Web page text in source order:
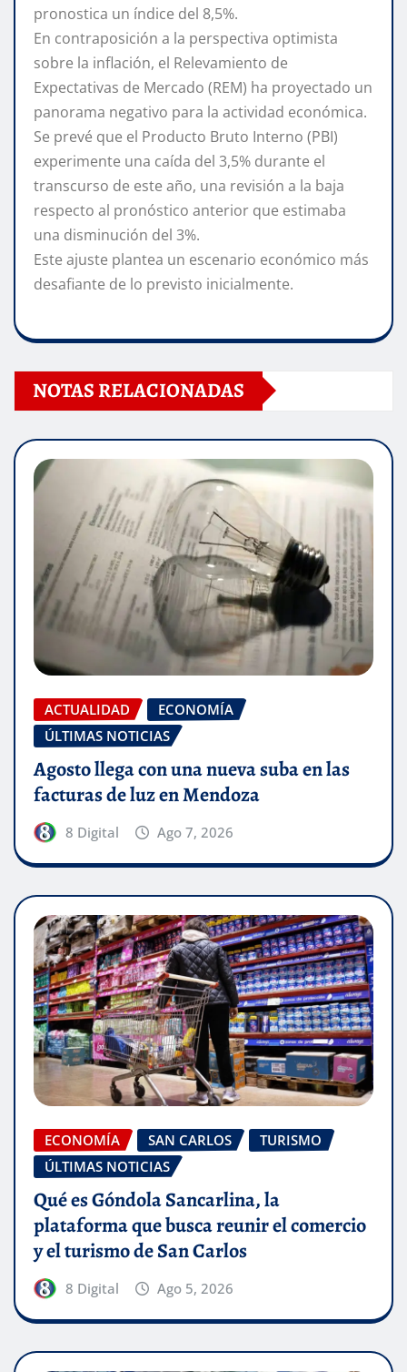
pronostica un índice del 8,5%.
En contraposición a la perspectiva optimista
sobre la inflación, el Relevamiento de
Expectativas de Mercado (REM) ha proyectado un
panorama negativo para la actividad económica.
Se prevé que el Producto Bruto Interno (PBI)
experimente una caída del 3,5% durante el
transcurso de este año, una revisión a la baja
respecto al pronóstico anterior que estimaba
una disminución del 3%.
Este ajuste plantea un escenario económico más
desafiante de lo previsto inicialmente.
NOTAS RELACIONADAS
ACTUALIDAD
ECONOMÍA
ÚLTIMAS NOTICIAS
Agosto llega con una nueva suba en las
facturas de luz en Mendoza
8 Digital Ago 7, 2026
ECONOMÍA SAN CARLOS
TURISMO
ÚLTIMAS NOTICIAS
Qué es Góndola Sancarlina, la
plataforma que busca reunir el comercio
y el turismo de San Carlos
8 Digital Ago 5, 2026